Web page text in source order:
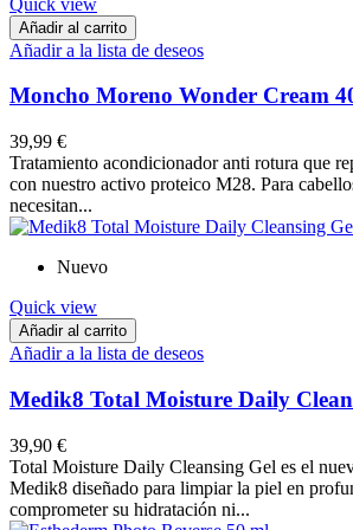
Añadir al carrito
Añadir a la lista de deseos
Moncho Moreno Wonder Cream
39,99 €
Tratamiento acondicionador anti rotura que
con nuestro activo proteico M28. Para
necesitan...
Nuevo
Quick view
Añadir al carrito
Añadir a la lista de deseos
Medik8 Total Moisture Daily
39,90 €
Total Moisture Daily Cleansing Gel es el
Medik8 diseñado para limpiar la piel en
comprometer su hidratación ni...